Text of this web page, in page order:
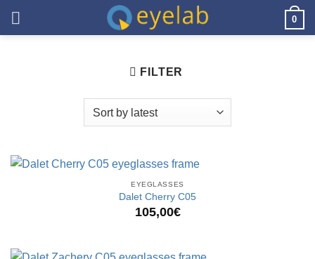
0
FILTER
EYEGLASSES
Dalet Cherry C05
105,00€